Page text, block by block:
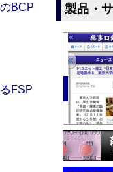
BCP
FSP
製品・